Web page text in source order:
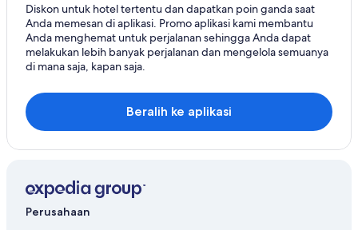
Diskon untuk hotel tertentu dan dapatkan poin ganda saat
Anda memesan di aplikasi. Promo aplikasi kami membantu
Anda menghemat untuk perjalanan sehingga Anda dapat
melakukan lebih banyak perjalanan dan mengelola semuanya
di mana saja, kapan saja.
Beralih ke aplikasi
Perusahaan